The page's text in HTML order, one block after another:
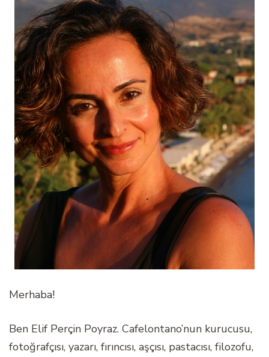
Merhaba!
Ben Elif Perçin Poyraz. Cafelontano’nun kurucusu,
fotoğrafçısı, yazarı, fırıncısı, aşçısı, pastacısı, filozofu,